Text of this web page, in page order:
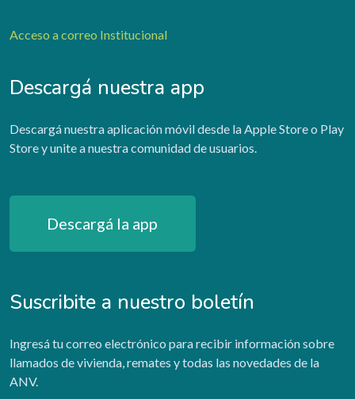
Acceso a correo Institucional
Descargá nuestra app
Descargá nuestra aplicación móvil desde la Apple Store o Play
Store y unite a nuestra comunidad de usuarios.
Descargá la app
Suscribite a nuestro boletín
Ingresá tu correo electrónico para recibir información sobre
llamados de vivienda, remates y todas las novedades de la
ANV.